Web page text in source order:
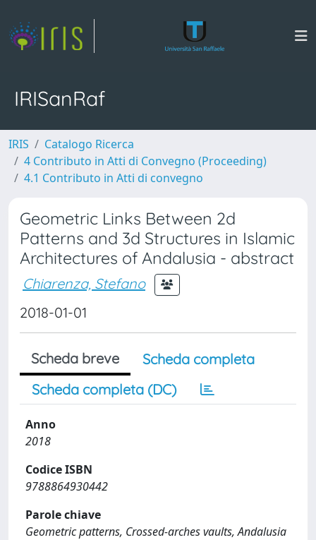
IRISanRaf
IRIS
Catalogo Ricerca
4 Contributo in Atti di Convegno (Proceeding)
4.1 Contributo in Atti di convegno
Geometric Links Between 2d
Patterns and 3d Structures in Islamic
Architectures of Andalusia - abstract
Chiarenza, Stefano
2018-01-01
Scheda breve
Scheda completa
Scheda completa (DC)
Anno
2018
Codice ISBN
9788864930442
Parole chiave
Geometric patterns, Crossed-arches vaults, Andalusia